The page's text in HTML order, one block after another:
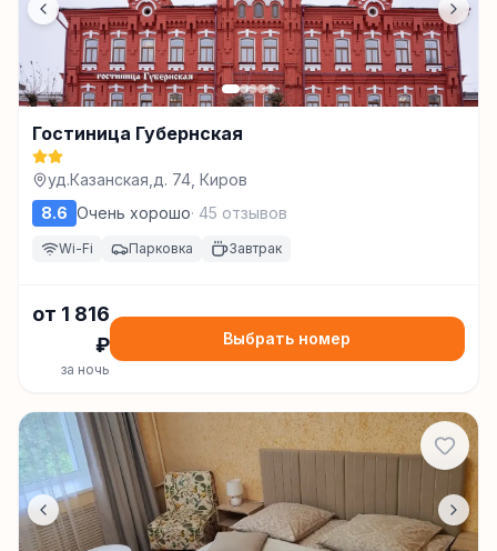
Гостиница Губернская
уд.Казанская,д. 74, Киров
8.6 Очень хорошо· 45 отзывов
Wi-Fi Парковка Завтрак
от 1 816
₽
за ночь
Выбрать номер